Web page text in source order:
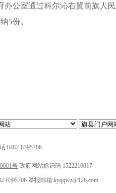
室通过科尔沁右翼前旗人民
5份。
:0482-8395706
号 政府网站标识码 1522210017
8395706 举报邮箱:kyqqwz@126.com